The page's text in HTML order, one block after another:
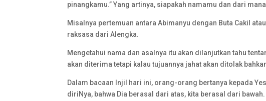
pinangkamu.” Yang artinya, siapakah namamu dan dari
Misalnya pertemuan antara Abimanyu dengan Buta Cakil
raksasa dari Alengka.
Mengetahui nama dan asalnya itu akan dilanjutkan tahu
akan diterima tetapi kalau tujuannya jahat akan ditolak
Dalam bacaan Injil hari ini, orang-orang bertanya kepada
diriNya, bahwa Dia berasal dari atas, kita berasal dari